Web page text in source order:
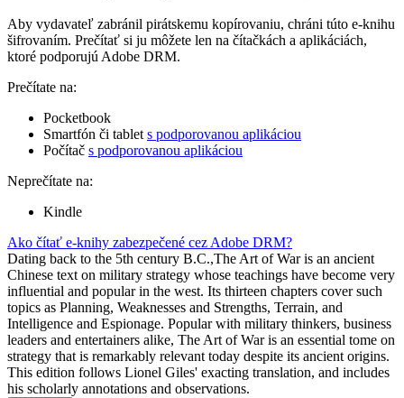
Aby vydavateľ zabránil pirátskemu kopírovaniu, chráni túto e-knihu
šifrovaním. Prečítať si ju môžete len na čítačkách a aplikáciách,
ktoré podporujú Adobe DRM.
Prečítate na:
Pocketbook
Smartfón či tablet s podporovanou aplikáciou
Počítač s podporovanou aplikáciou
Neprečítate na:
Kindle
Ako čítať e-knihy zabezpečené cez Adobe DRM?
Dating back to the 5th century B.C.,The Art of War is an ancient
Chinese text on military strategy whose teachings have become very
influential and popular in the west. Its thirteen chapters cover such
topics as Planning, Weaknesses and Strengths, Terrain, and
Intelligence and Espionage. Popular with military thinkers, business
leaders and entertainers alike, The Art of War is an essential tome on
strategy that is remarkably relevant today despite its ancient origins.
This edition follows Lionel Giles' exacting translation, and includes
his scholarly annotations and observations.